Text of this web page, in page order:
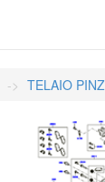
TELAIO